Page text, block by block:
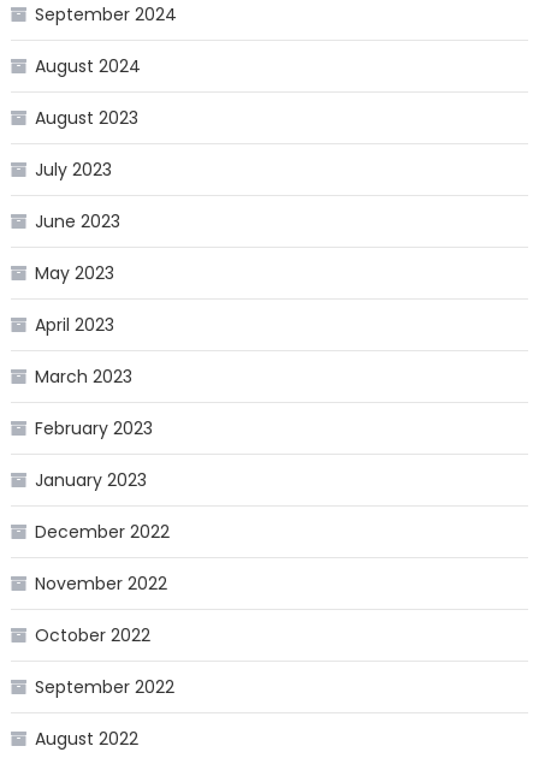
September 2024
August 2024
August 2023
July 2023
June 2023
May 2023
April 2023
March 2023
February 2023
January 2023
December 2022
November 2022
October 2022
September 2022
August 2022